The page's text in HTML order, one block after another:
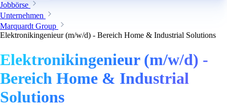
Jobbörse
Unternehmen
Marquardt Group
Elektronikingenieur (m/w/d) - Bereich Home & Industrial Solutions
Elektronikingenieur (m/w/d) -
Bereich Home & Industrial
Solutions